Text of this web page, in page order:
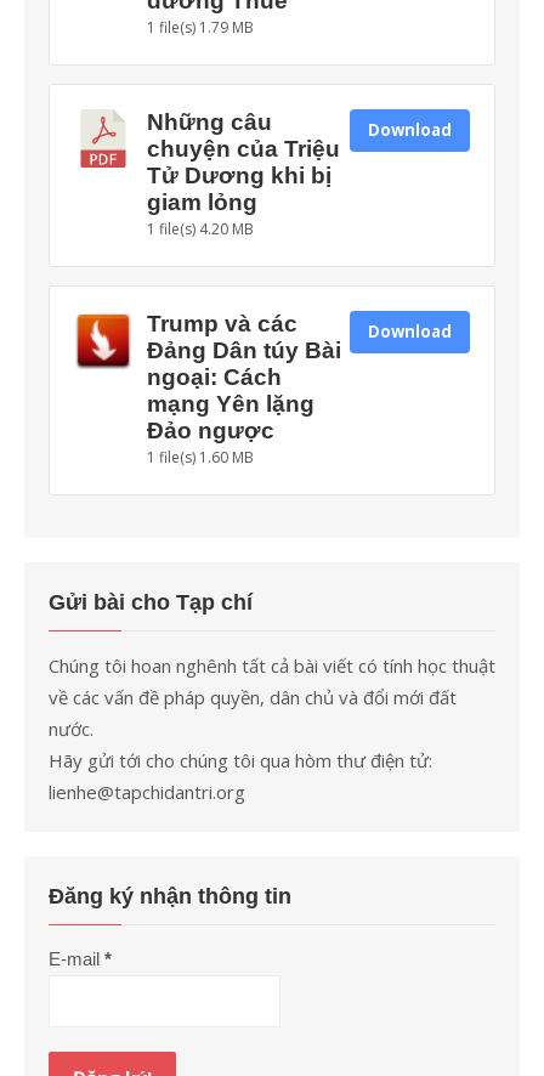
1 file(s) 1.79 MB
Những câu
chuyện của Triệu
Tử Dương khi bị
giam lỏng
1 file(s) 4.20 MB
Download
Trump và các
Đảng Dân túy Bài
ngoại: Cách
mạng Yên lặng
Đảo ngược
1 file(s) 1.60 MB
Download
Gửi bài cho Tạp chí
Chúng tôi hoan nghênh tất cả bài viết có tính học thuật
về các vấn đề pháp quyền, dân chủ và đổi mới đất
nước.
Hãy gửi tới cho chúng tôi qua hòm thư điện tử:
lienhe@tapchidantri.org
Đăng ký nhận thông tin
E-mail *